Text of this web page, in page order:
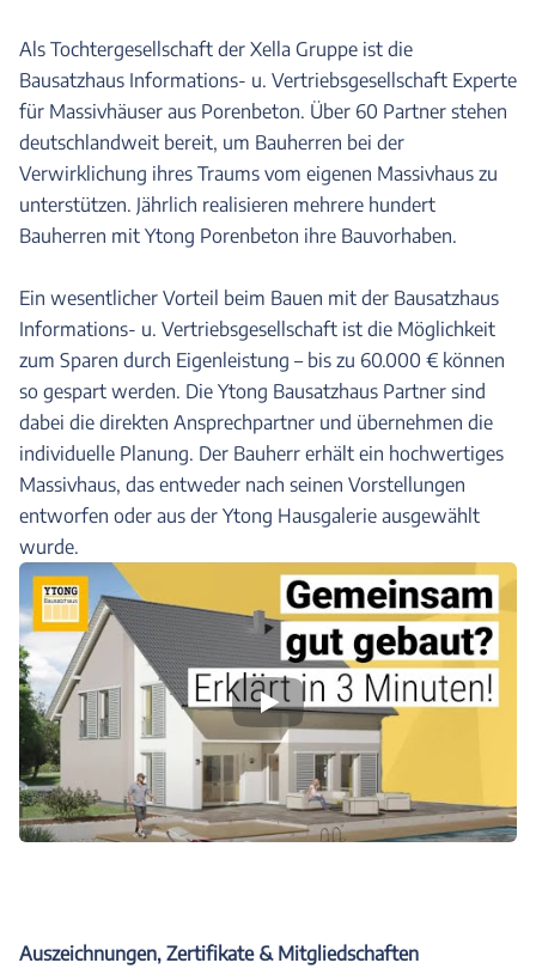
Als Tochtergesellschaft der Xella Gruppe ist die
Bausatzhaus Informations- u. Vertriebsgesellschaft Experte
für Massivhäuser aus Porenbeton. Über 60 Partner stehen
deutschlandweit bereit, um Bauherren bei der
Verwirklichung ihres Traums vom eigenen Massivhaus zu
unterstützen. Jährlich realisieren mehrere hundert
Bauherren mit Ytong Porenbeton ihre Bauvorhaben.
Ein wesentlicher Vorteil beim Bauen mit der Bausatzhaus
Informations- u. Vertriebsgesellschaft ist die Möglichkeit
zum Sparen durch Eigenleistung – bis zu 60.000 € können
so gespart werden. Die Ytong Bausatzhaus Partner sind
dabei die direkten Ansprechpartner und übernehmen die
individuelle Planung. Der Bauherr erhält ein hochwertiges
Massivhaus, das entweder nach seinen Vorstellungen
entworfen oder aus der Ytong Hausgalerie ausgewählt
wurde.
Auszeichnungen, Zertifikate & Mitgliedschaften